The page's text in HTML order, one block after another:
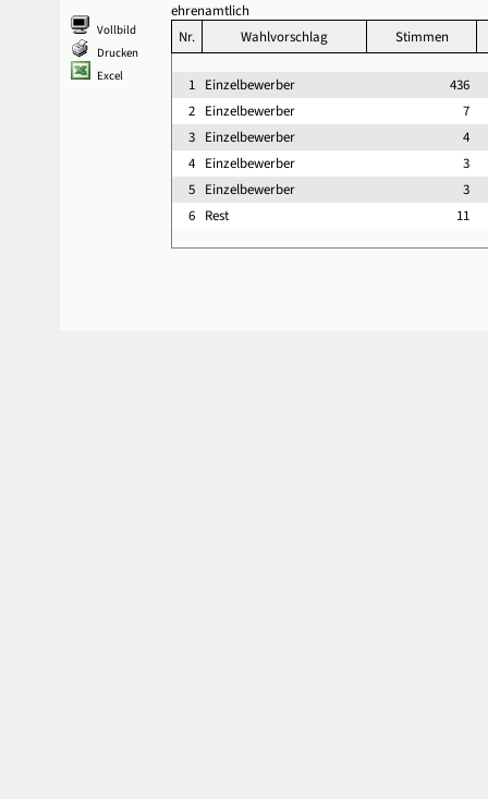
Vollbild
Drucken
Excel
ehrenamtlich
Nr.
Wahlvorschlag Stimmen
1 Einzelbewerber
436
2 Einzelbewerber
7
3 Einzelbewerber
4
4 Einzelbewerber
3
5 Einzelbewerber
3
6 Rest 11